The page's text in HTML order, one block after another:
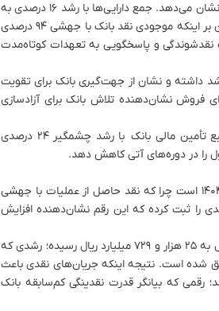
ترازنامه بانک صادرات ایران در نیمه نخست سال جاری، تصویر یک بانک در حال توسعه را نشان می‌دهد. جمع دارایی‌ها با رشد ۱۶ درصدی به
۱۸,۹۴۸ هزار میلیارد ریال رسیده که نشان‌دهنده افزایش ظرفیت عملیاتی بانک است. افزون بر اینکه موجودی نقد بانک با جهشی ۹۴ درصدی
در قدرت نقدشوندگی و پاسخگویی به تعهدات کوتاه‌مدت
تسهیلات اعطایی بانک صادرات ایران به بخش غیردولتی ۸ درصد رشد داشته و نشان از جهت‌گیری بانک برای تقویت
نگهداری‌شده برای فروش نشان‌دهنده تلاش بانک برای آزادسازی
در بخش بدهی‌ها هم سپرده‌های مشتریان بانک صادرات ایران به عنوان اصلی‌ترین منبع تأمین مالی بانک با رشد چشمگیر ۲۴ درصدی
را در دوره‌های آتی کاهش دهد.
گزارش صورت جریان‌های نقدی بانک صادرات ایران روشن‌ترین نقطه نیمه نخست سال ۱۴۰۴ است چرا که نقد حاصل از عملیات با جهشی
۸۲ هزار میلیارد ریال به ۱۰۱۰۵ هزار میلیارد ریال رسیده که رشدی ۱۲۴۷ درصدی را ثبت کرده که این رقم نشان‌دهنده افزایش
همچنان که جریان نقد حاصل از فعالیت‌های سرمایه‌گذاری نیز از منفی ۱۰ هزار میلیارد ریال به ۲۵ هزار و ۷۲۹ میلیارد ریال رسیده؛ رشدی که
به ارزش بیش از ۳۳ هزار میلیارد ریال محقق شده است. نتیجه اینکه جریان‌های نقدی باعث
درصدی به ۲۳۰۵ هزار میلیارد ریال برسد؛ رقمی که بیانگر قدرت نقدینگی کم‌سابقه بانک